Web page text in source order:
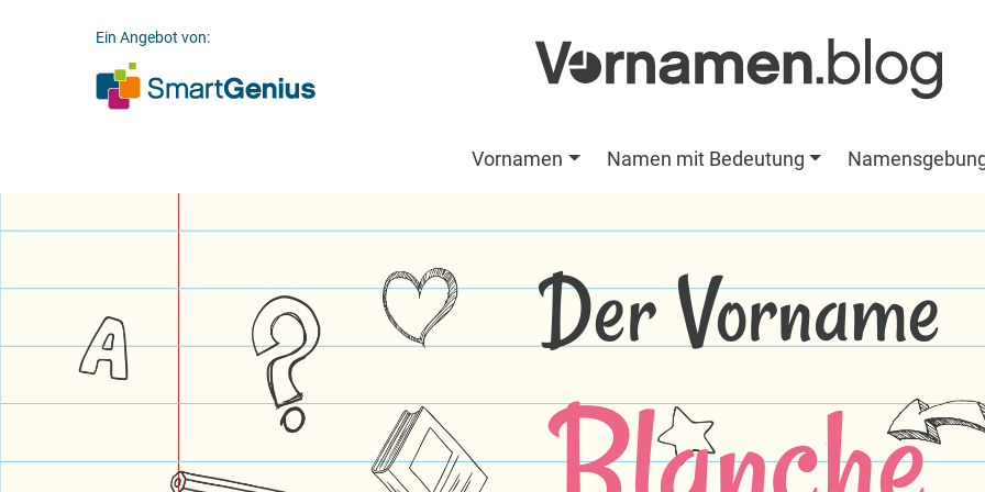
Ein Angebot von:
Vornamen Namen mit Bedeutung
Der Vorname